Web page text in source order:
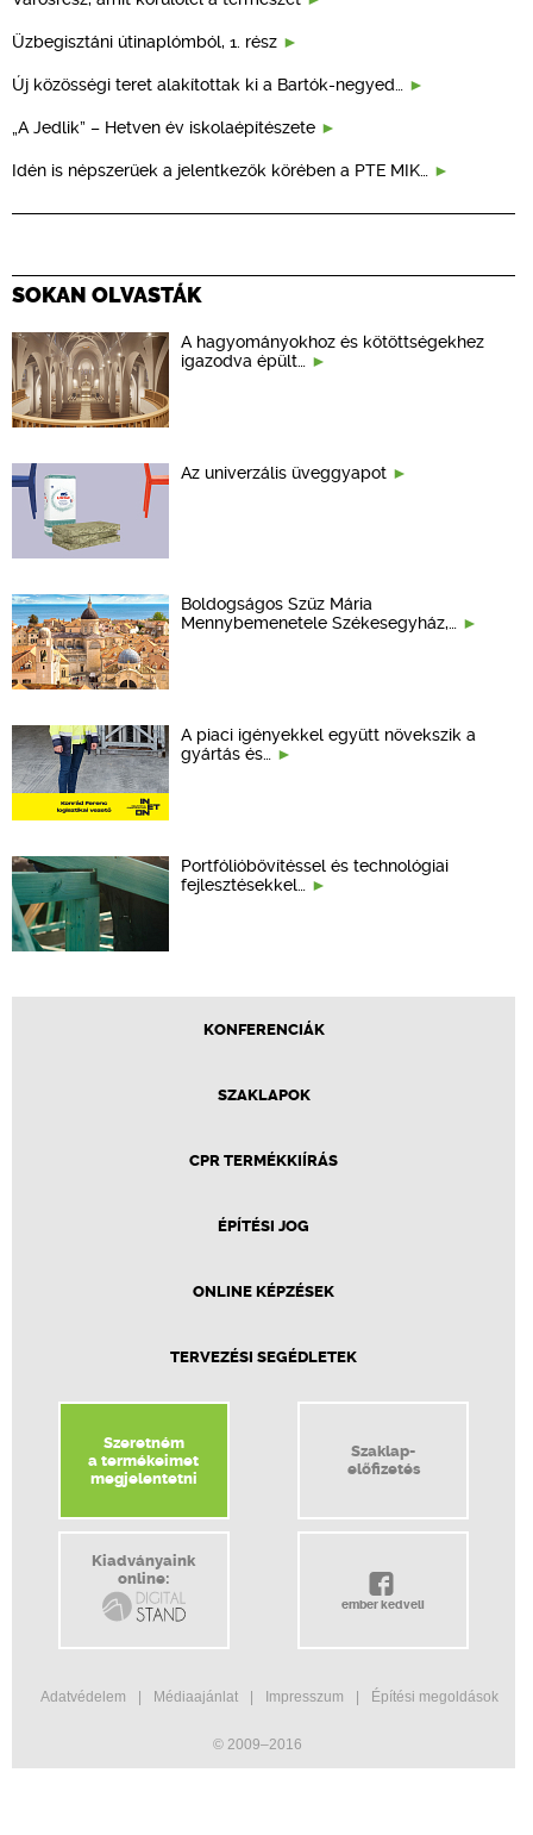
Üzbegisztáni útinaplómból, 1. rész
Új közösségi teret alakítottak ki a Bartók-negyed…
„A Jedlik” – Hetven év iskolaépítészete
Idén is népszerűek a jelentkezők körében a PTE MIK…
SOKAN OLVASTÁK
A hagyományokhoz és kötöttségekhez
igazodva épült…
Az univerzális üveggyapot
Boldogságos Szűz Mária
Mennybemenetele Székesegyház,…
A piaci igényekkel együtt növekszik a
gyártás és…
Portfólióbővítéssel és technológiai
fejlesztésekkel…
KONFERENCIÁK
SZAKLAPOK
CPR TERMÉKKIÍRÁS
ÉPÍTÉSI JOG
ONLINE KÉPZÉSEK
TERVEZÉSI SEGÉDLETEK
Szeretném
a termékeimet
megjelentetni
Szaklap-
előfizetés
Kiadványaink
online:
ember kedveli
Adatvédelem Médiaajánlat Impresszum Építési megoldások
© 2009–2016